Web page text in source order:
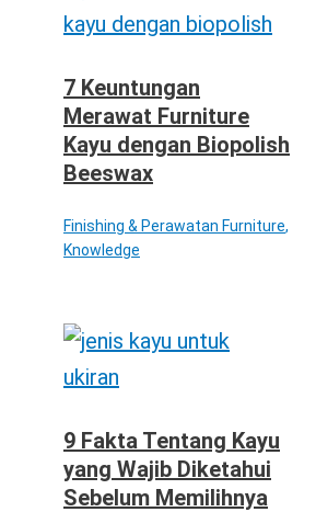
7 Keuntungan
Merawat Furniture
Kayu dengan Biopolish
Beeswax
Finishing & Perawatan Furniture,
Knowledge
9 Fakta Tentang Kayu
yang Wajib Diketahui
Sebelum Memilihnya